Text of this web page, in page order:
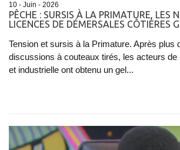
10 - Juin - 2026
PÊCHE : SURSIS À LA PRIMATURE, LES
LICENCES DE DÉMERSALES CÔTIÈRES
Tension et sursis à la Primature. Après plus
discussions à couteaux tirés, les acteurs de
et industrielle ont obtenu un gel...